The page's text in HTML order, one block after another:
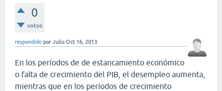
0
votos
respondido por Julio Oct 16, 2013
En los períodos de de estancamiento económico
o falta de crecimiento del PIB, el desempleo aumenta,
mientras que en los períodos de crecimiento